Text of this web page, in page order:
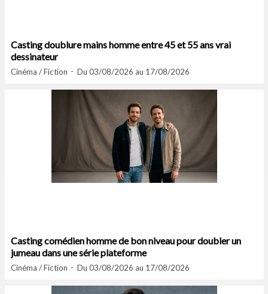
Casting doublure mains homme entre 45 et 55 ans vrai
dessinateur
Cinéma / Fiction Du 03/08/2026 au 17/08/2026
Casting comédien homme de bon niveau pour doubler un
jumeau dans une série plateforme
Cinéma / Fiction Du 03/08/2026 au 17/08/2026